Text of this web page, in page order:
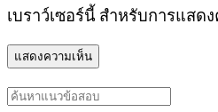
เบราว์เซอร์นี้ สำหรับการแสด